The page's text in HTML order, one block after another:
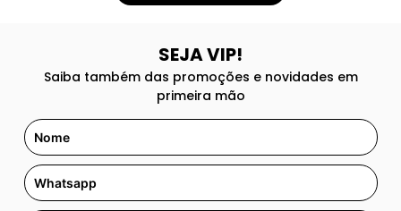
SEJA VIP!
Saiba também das promoções e novidades em
primeira mão